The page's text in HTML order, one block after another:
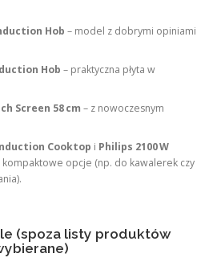
Hob – model z dobrymi opiniami
Hob – praktyczna płyta w
Screen 58 cm – z nowoczesnym
Cooktop i Philips 2100 W
kompaktowe opcje (np. do kawalerek czy
(spoza listy produktów